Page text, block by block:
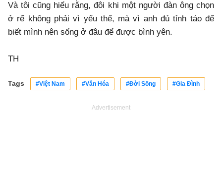
Và tôi cũng hiểu rằng, đôi khi một người đàn ông chọn
ở rể không phải vì yếu thế, mà vì anh đủ tỉnh táo để
biết mình nên sống ở đâu để được bình yên.
TH
Tags #Việt Nam #Văn Hóa #Đời Sống #Gia Đình
Advertisement